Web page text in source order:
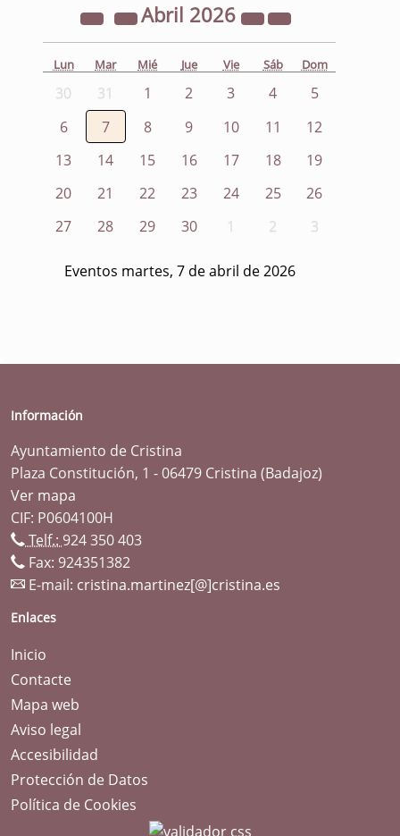
Abril 2026
Lun Mar Mié Jue Vie Sáb Dom
30 31 1 2 3 4
5
6
7 8 9 10 11
12
13
14 15 16 17 18
19
20
21 22 23 24 25
26
27
28 29 30 1 2 3
Eventos martes, 7 de abril de 2026
Información
Ayuntamiento de Cristina
Plaza Constitución, 1 - 06479 Cristina (Badajoz)
Ver mapa
CIF: P0604100H
Telf.: 924 350 403
Fax: 924351382
E-mail: cristina.martinez[@]cristina.es
Enlaces
Inicio
Contacte
Mapa web
Aviso legal
Accesibilidad
Protección de Datos
Política de Cookies